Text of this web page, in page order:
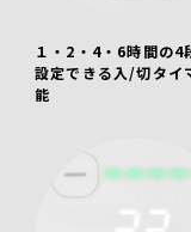
１・2・4・6時間の4
設定できる入/切タイ
能